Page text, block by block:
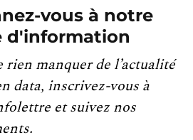
vous à notre
d'information
rien manquer de l’actualité
data, inscrivez-vous à
et suivez nos